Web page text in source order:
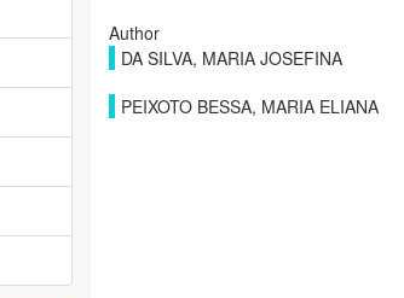
Author
DA SILVA, MARIA JOSEFINA
PEIXOTO BESSA, MARIA ELIANA